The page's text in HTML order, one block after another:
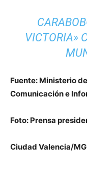
VICTORIA»
Fuente: Ministerio
Comunicación e
Foto: Prensa
Ciudad Valencia/MG